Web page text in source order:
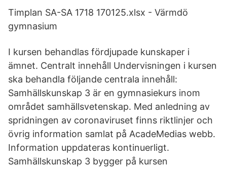
Timplan SA-SA 1718 170125.xlsx - Värmdö
gymnasium
I kursen behandlas fördjupade kunskaper i
ämnet. Centralt innehåll Undervisningen i kursen
ska behandla följande centrala innehåll:
Samhällskunskap 3 är en gymnasiekurs inom
området samhällsvetenskap. Med anledning av
spridningen av coronaviruset finns riktlinjer och
övrig information samlat på AcadeMedias webb.
Information uppdateras kontinuerligt.
Samhällskunskap 3 bygger på kursen